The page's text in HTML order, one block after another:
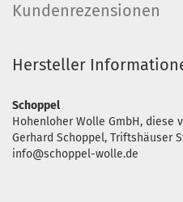
Kundenrezensionen
Hersteller
Schoppel
Hohenloher Wolle GmbH, diese
Gerhard Schoppel, Triftshäuser
info@schoppel-wolle.de